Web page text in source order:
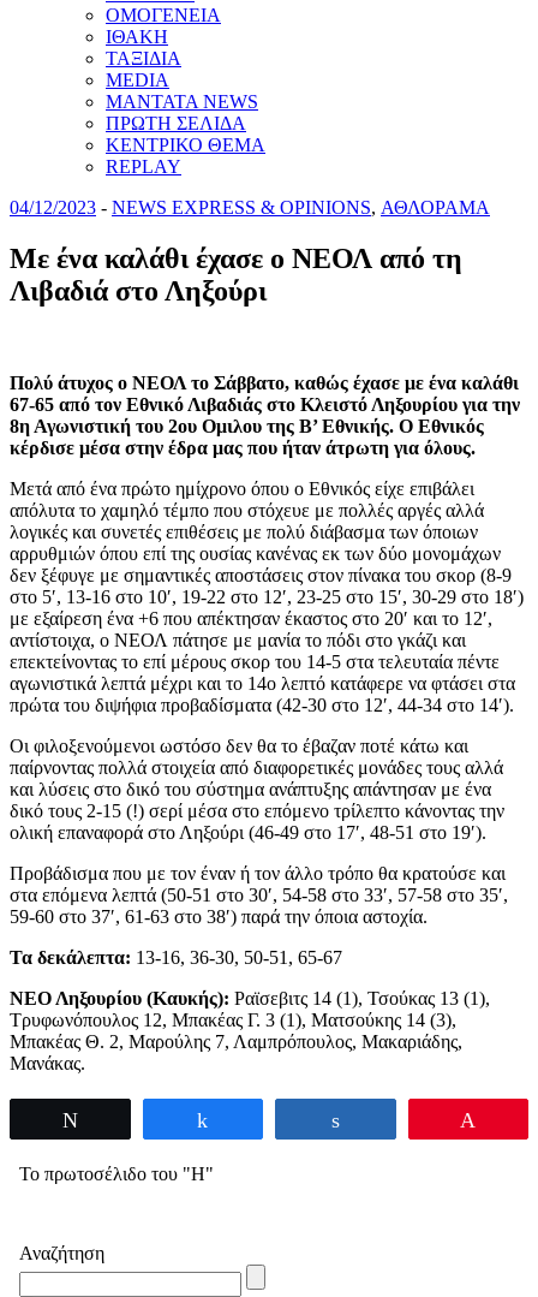
ΟΜΟΓΕΝΕΙΑ
ΙΘΑΚΗ
ΤΑΞΙΔΙΑ
MEDIA
MANTATA NEWS
ΠΡΩΤΗ ΣΕΛΙΔΑ
ΚΕΝΤΡΙΚΟ ΘΕΜΑ
REPLAY
04/12/2023 - NEWS EXPRESS & OPINIONS, ΑΘΛΟΡΑΜΑ
Με ένα καλάθι έχασε ο ΝΕΟΛ από τη
Λιβαδιά στο Ληξούρι
Πολύ άτυχος ο ΝΕΟΛ το Σάββατο, καθώς έχασε με ένα καλάθι
67-65 από τον Εθνικό Λιβαδιάς στο Κλειστό Ληξουρίου για την
8η Αγωνιστική του 2ου Ομιλου της Β’ Εθνικής. Ο Εθνικός
κέρδισε μέσα στην έδρα μας που ήταν άτρωτη για όλους.
Μετά από ένα πρώτο ημίχρονο όπου ο Εθνικός είχε επιβάλει
απόλυτα το χαμηλό τέμπο που στόχευε με πολλές αργές αλλά
λογικές και συνετές επιθέσεις με πολύ διάβασμα των όποιων
αρρυθμιών όπου επί της ουσίας κανένας εκ των δύο μονομάχων
δεν ξέφυγε με σημαντικές αποστάσεις στον πίνακα του σκορ (8-9
στο 5′, 13-16 στο 10′, 19-22 στο 12′, 23-25 στο 15′, 30-29 στο 18′)
με εξαίρεση ένα +6 που απέκτησαν έκαστος στο 20′ και το 12′,
αντίστοιχα, ο ΝΕΟΛ πάτησε με μανία το πόδι στο γκάζι και
επεκτείνοντας το επί μέρους σκορ του 14-5 στα τελευταία πέντε
αγωνιστικά λεπτά μέχρι και το 14ο λεπτό κατάφερε να φτάσει στα
πρώτα του διψήφια προβαδίσματα (42-30 στο 12′, 44-34 στο 14′).
Οι φιλοξενούμενοι ωστόσο δεν θα το έβαζαν ποτέ κάτω και
παίρνοντας πολλά στοιχεία από διαφορετικές μονάδες τους αλλά
και λύσεις στο δικό του σύστημα ανάπτυξης απάντησαν με ένα
δικό τους 2-15 (!) σερί μέσα στο επόμενο τρίλεπτο κάνοντας την
ολική επαναφορά στο Ληξούρι (46-49 στο 17′, 48-51 στο 19′).
Προβάδισμα που με τον έναν ή τον άλλο τρόπο θα κρατούσε και
στα επόμενα λεπτά (50-51 στο 30′, 54-58 στο 33′, 57-58 στο 35′,
59-60 στο 37′, 61-63 στο 38′) παρά την όποια αστοχία.
Τα δεκάλεπτα: 13-16, 36-30, 50-51, 65-67
ΝΕΟ Ληξουρίου (Καυκής): Ραϊσεβιτς 14 (1), Τσούκας 13 (1),
Τρυφωνόπουλος 12, Μπακέας Γ. 3 (1), Ματσούκης 14 (3),
Μπακέας Θ. 2, Μαρούλης 7, Λαμπρόπουλος, Μακαριάδης,
Μανάκας.
Το πρωτοσέλιδο του "Η"
Αναζήτηση